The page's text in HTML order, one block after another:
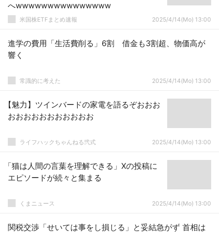
へwwwwwwwwwwwwwww
米国株ETFまとめ速報 2025/4/14(Mo) 13:00
進学の費用「生活費削る」6割 借金も3割超、物価高が
響く
常識的に考えた 2025/4/14(Mo) 13:00
【魅力】ツインバードの家電を語るぞおおお
おおおおおおおおおおお
ライフハックちゃんねる弐式 2025/4/14(Mo) 13:00
「猫は人間の言葉を理解できる」Xの投稿に
エピソードが続々と集まる
くまニュース 2025/4/14(Mo) 13:00
関税交渉「せいては事をし損じる」と妥結急がず 首相は